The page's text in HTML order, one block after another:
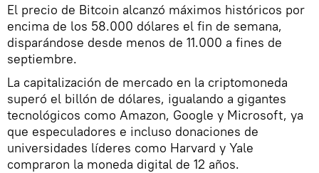
El precio de Bitcoin alcanzó máximos históricos por
encima de los 58.000 dólares el fin de semana,
disparándose desde menos de 11.000 a fines de
septiembre.
La capitalización de mercado en la criptomoneda
superó el billón de dólares, igualando a gigantes
tecnológicos como Amazon, Google y Microsoft, ya
que especuladores e incluso donaciones de
universidades líderes como Harvard y Yale
compraron la moneda digital de 12 años.